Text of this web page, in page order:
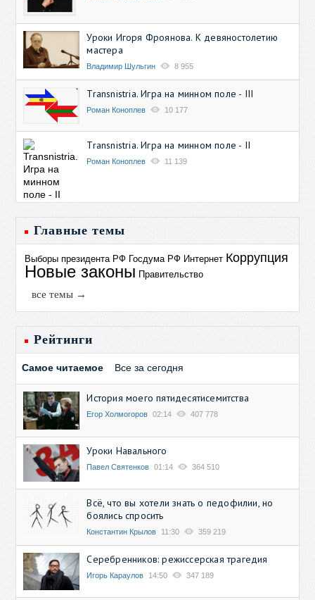
Уроки Игоря Фроянова. К девяностолетию
мастера
Владимир Шульгин 8 955
Transnistria. Игра на минном поле - III
Роман Коноплев 10 177
Transnistria. Игра на минном поле - II
Роман Коноплев 11 139
Главные темы
Выборы президента РФ Госдума РФ Интернет Коррупция
Новые законы Правительство
все темы →
Рейтинги
Самое читаемое Все за сегодня
История моего пятидесятисемитства
Егор Холмогоров 02:14 407 778
Уроки Навального
Павел Святенков 01:14 364 510
Всё, что вы хотели знать о педофилии, но
боялись спросить
Константин Крылов 11:30 359 219
Серебренников: режиссерская трагедия
Игорь Караулов 14:50 347 189